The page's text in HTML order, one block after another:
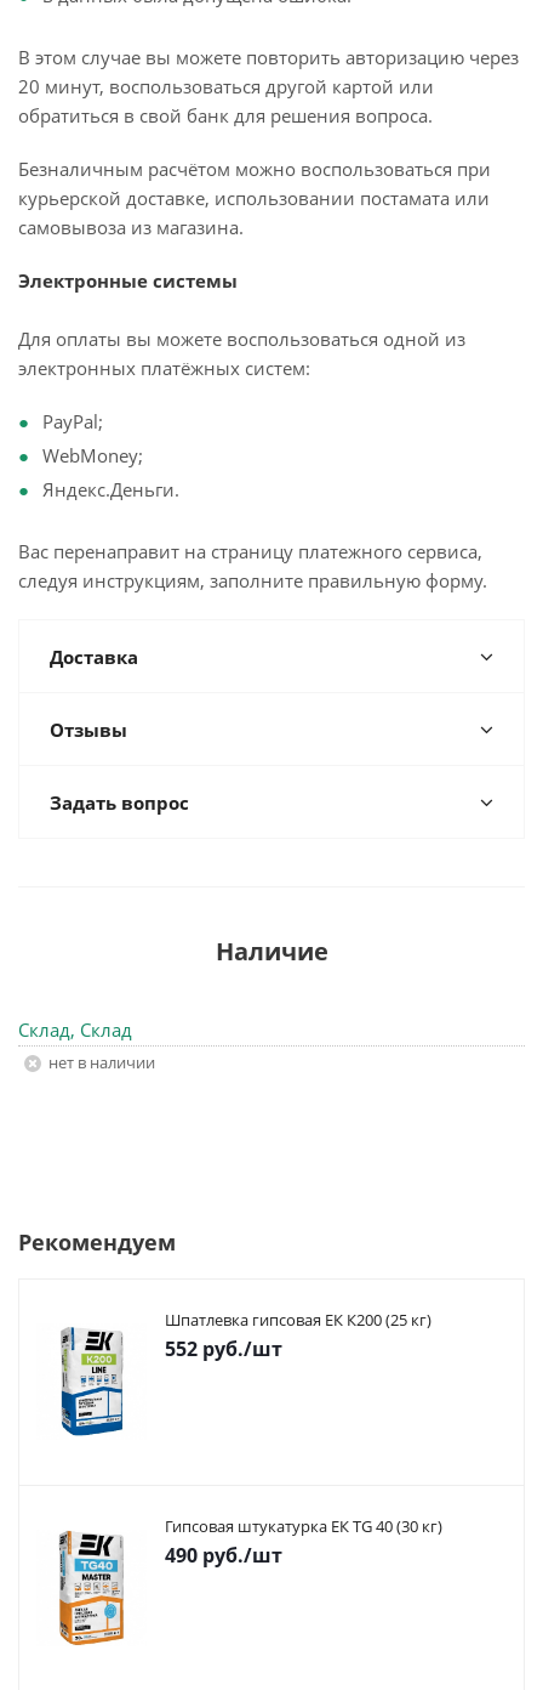
В этом случае вы можете повторить авторизацию через
20 минут, воспользоваться другой картой или
обратиться в свой банк для решения вопроса.
Безналичным расчётом можно воспользоваться при
курьерской доставке, использовании постамата или
самовывоза из магазина.
Электронные системы
Для оплаты вы можете воспользоваться одной из
электронных платёжных систем:
PayPal;
WebMoney;
Яндекс.Деньги.
Вас перенаправит на страницу платежного сервиса,
следуя инструкциям, заполните правильную форму.
Доставка
Отзывы
Задать вопрос
Наличие
Склад, Склад
Нет в наличии
Рекомендуем
Шпатлевка гипсовая ЕК К200 (25 кг)
552 руб./шт
Гипсовая штукатурка ЕК TG 40 (30 кг)
490 руб./шт